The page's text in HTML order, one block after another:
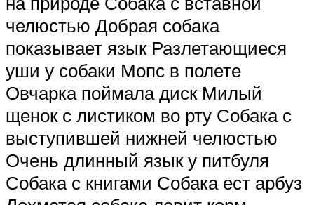
челюстью Добрая собака
показывает язык Разлетающиеся
уши у собаки Мопс в полете
Овчарка поймала диск Милый
щенок с листиком во рту Собака с
выступившей нижней челюстью
Очень длинный язык у питбуля
Собака с книгами Собака ест арбуз